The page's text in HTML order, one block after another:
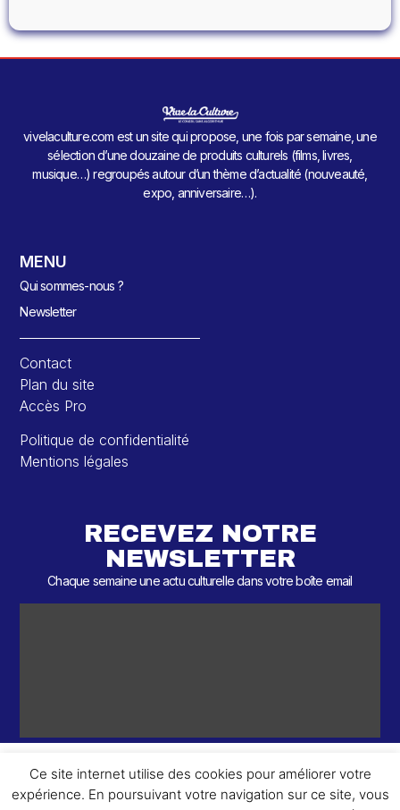
vivelaculture.com est un site qui propose, une fois par semaine, une
sélection d’une douzaine de produits culturels (films, livres,
musique…) regroupés autour d’un thème d’actualité (nouveauté,
expo, anniversaire…).
MENU
Qui sommes-nous ?
Newsletter
Contact
Plan du site
Accès Pro
Politique de confidentialité
Mentions légales
RECEVEZ NOTRE
NEWSLETTER
Chaque semaine une actu culturelle dans votre boîte email
Ce site internet utilise des cookies pour améliorer votre
expérience. En poursuivant votre navigation sur ce site, vous